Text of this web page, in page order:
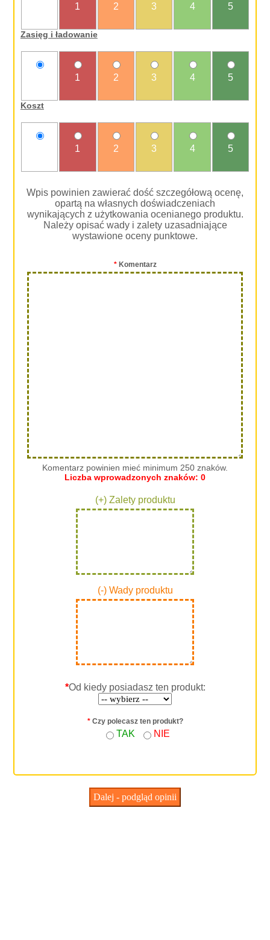
1 2 3 4 5
Zasięg i ładowanie
1 2 3 4 5
Koszt
1 2 3 4 5
Wpis powinien zawierać dość szczegółową ocenę,
opartą na własnych doświadczeniach
wynikających z użytkowania ocenianego produktu.
Należy opisać wady i zalety uzasadniające
wystawione oceny punktowe.
*Komentarz
Komentarz powinien mieć minimum 250 znaków.
Liczba wprowadzonych znaków: 0
(+) Zalety produktu
(-) Wady produktu
*Od kiedy posiadasz ten produkt:
*Czy polecasz ten produkt?
TAK NIE